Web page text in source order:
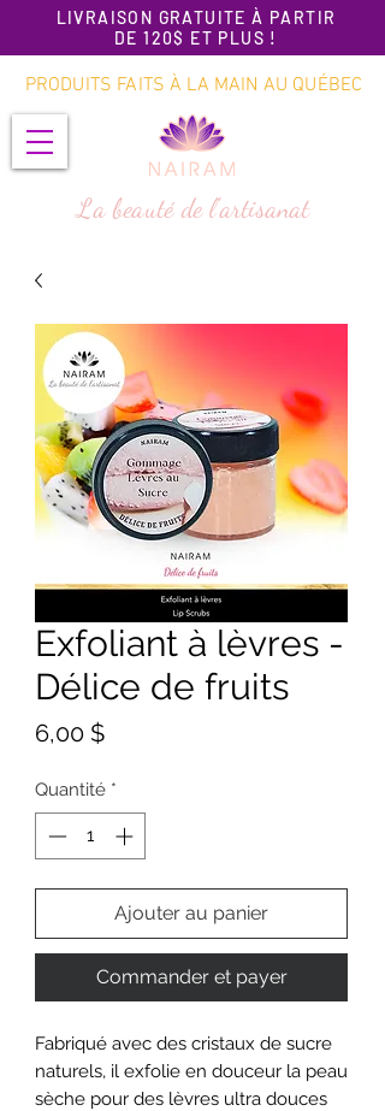
LIVRAISON GRATUITE À PARTIR
DE 120$ ET PLUS !
La beauté de l'artisanat
PRODUITS FAITS À LA MAIN AU QUÉBEC
Exfoliant à lèvres -
Délice de fruits
6,00 $Prix
Quantité *
Ajouter au panier
Commander et payer
Fabriqué avec des cristaux de sucre
naturels, il exfolie en douceur la peau
sèche pour des lèvres ultra douces